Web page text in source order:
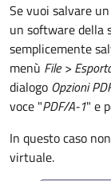
Se vuoi salvare
un software della
semplicemente
menù File >
dialogo Opzioni
voce "PDF/A-1" e
In questo caso
virtuale.